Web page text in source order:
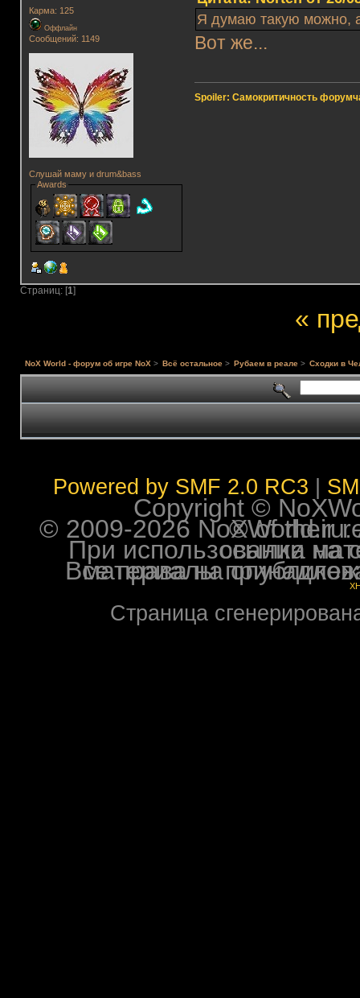
Карма: 125
Оффлайн
Сообщений: 1149
Слушай маму и drum&bass
Awards
Я думаю такую можно,
Вот же...
Spoiler: Самокритичность
Страниц: [1]
«
NoX World - форум об игре NoX > Всё остальное > Рубаем в реале > Сходки в
Powered by SMF 2.0 RC3
Copyright ©
© 2009-2026 NoXWorld.ru. All
При использовании
Все права на опубликованные на форуме
Страница